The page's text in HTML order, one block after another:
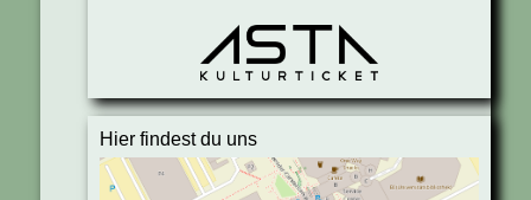
Hier findest du uns